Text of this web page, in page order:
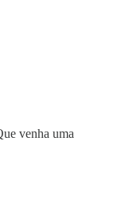
venha uma